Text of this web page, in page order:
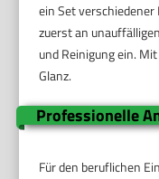
ein Set verschiedener
zuerst an
und Reinigung ein.
Glanz.
Professionelle
Für den beruflichen